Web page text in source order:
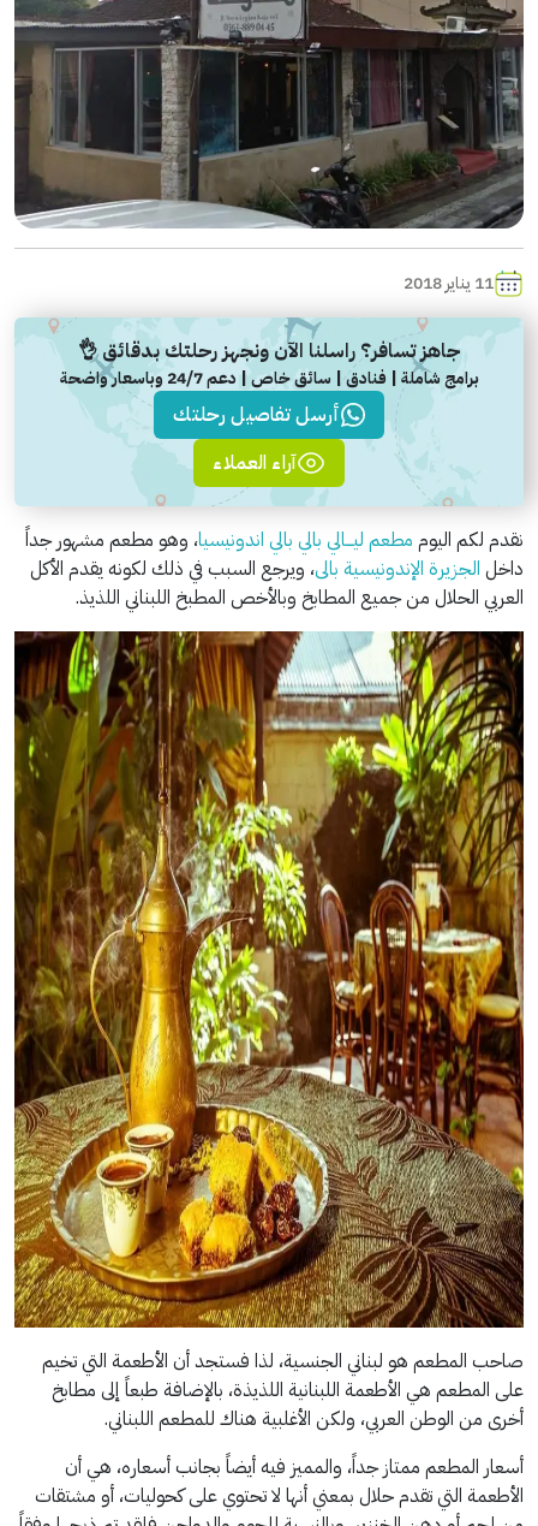
11 يناير 2018
جاهز تسافر؟ راسلنا الآن ونجهز رحلتك بدقائق 👌
برامج شاملة | فنادق | سائق خاص | دعم 24/7 وباسعار واضحة
أرسل تفاصيل رحلتك
آراء العملاء
نقدم لكم اليوم مطعم ليـــالي بالي بالي اندونيسيا، وهو مطعم مشهور جداً
داخل الجزيرة الإندونيسية بالى، ويرجع السبب في ذلك لكونه يقدم الأكل
العربي الحلال من جميع المطابخ وبالأخص المطبخ اللبناني اللذيذ.
صاحب المطعم هو لبناني الجنسية، لذا فستجد أن الأطعمة التي تخيم
على المطعم هي الأطعمة اللبنانية اللذيذة، بالإضافة طبعاً إلى مطابخ
أخرى من الوطن العربي، ولكن الأغلبية هناك للمطعم اللبناني.
أسعار المطعم ممتاز جداً، والمميز فيه أيضاً بجانب أسعاره، هي أن
الأطعمة التي تقدم حلال بمعني أنها لا تحتوي على كحوليات، أو مشتقات